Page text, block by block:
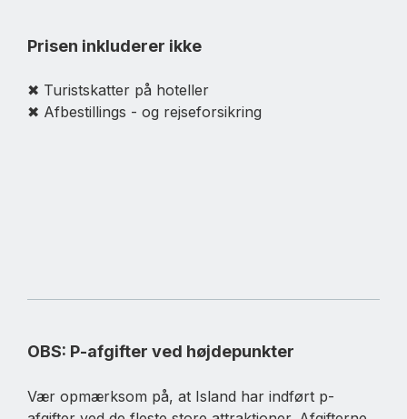
Prisen inkluderer ikke
✖ Turistskatter på hoteller
✖ Afbestillings - og rejseforsikring
OBS: P-afgifter ved højdepunkter
Vær opmærksom på, at Island har indført p-